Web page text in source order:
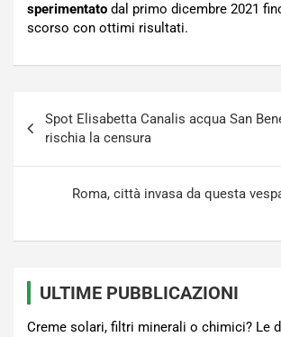
sperimentato dal primo dicembre 2021
scorso con ottimi risultati.
articoli
Spot Elisabetta Canalis acqua San
rischia la censura
Roma, città invasa da questa
ULTIME PUBBLICAZIONI
Creme solari, filtri minerali o chimici? Le